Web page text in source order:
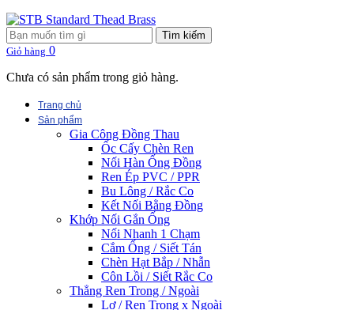
Tìm kiếm
Giỏ hàng 0
Chưa có sản phẩm trong giỏ hàng.
Trang chủ
Sản phẩm
Gia Công Đồng Thau
Ốc Cấy Chèn Ren
Nối Hàn Ống Đồng
Ren Ép PVC / PPR
Bu Lông / Rắc Co
Kết Nối Bằng Đồng
Khớp Nối Gắn Ống
Nối Nhanh 1 Chạm
Cắm Ống / Siết Tán
Chèn Hạt Bắp / Nhẫn
Côn Lồi / Siết Rắc Co
Thẳng Ren Trong / Ngoài
Lơ / Ren Trong x Ngoài